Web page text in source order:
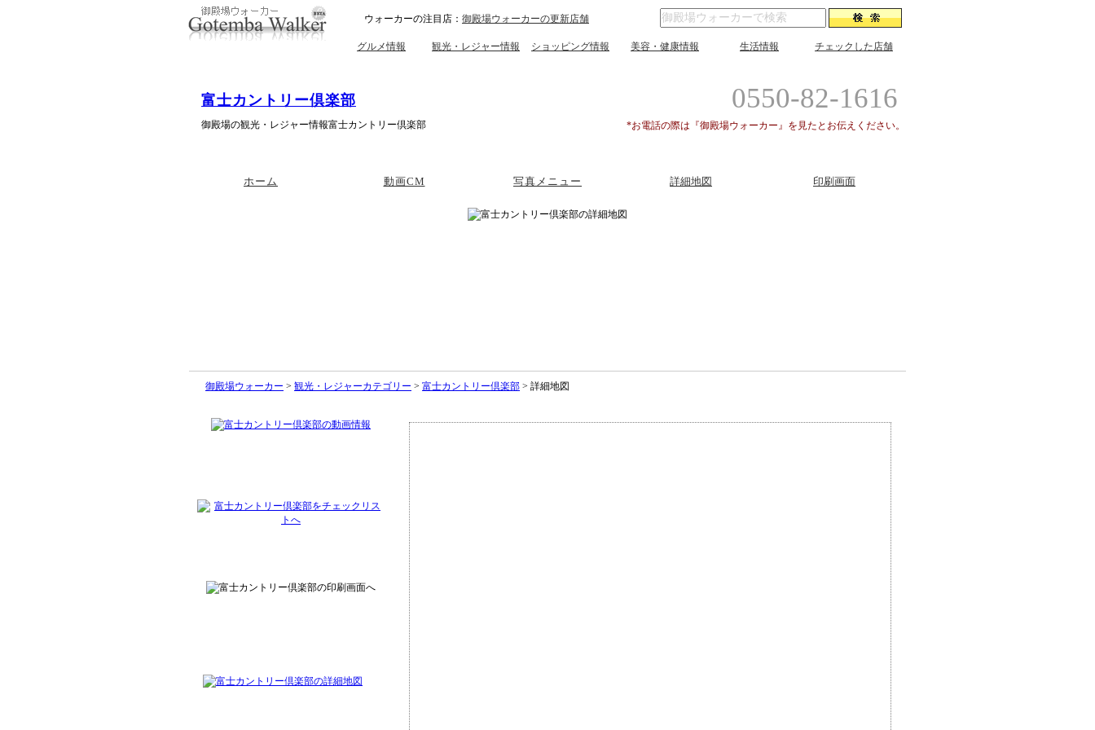
ウォーカーの注目店： 御殿場ウォーカーの更新店舗
グルメ情報 観光・レジャー情報 ショッピング情報 美容・健康情報 生活情報 チェックした店舗
富士カントリー倶楽部
御殿場の観光・レジャー情報富士カントリー倶楽部
0550-82-1616
*お電話の際は『御殿場ウォーカー』を見たとお伝えください。
ホーム 動画CM 写真メニュー 詳細地図 印刷画面
御殿場ウォーカー > 観光・レジャーカテゴリー > 富士カントリー倶楽部 > 詳細地図